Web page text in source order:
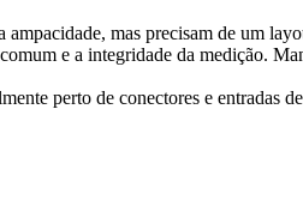
mas precisam de um
e a integridade da medição.
perto de conectores e entradas